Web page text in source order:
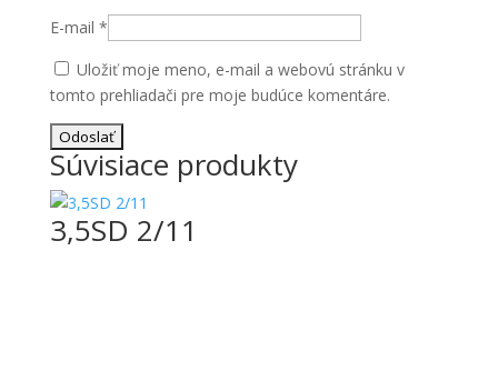
E-mail *
Uložiť moje meno, e-mail a webovú stránku v
tomto prehliadači pre moje budúce komentáre.
Súvisiace produkty
3,5SD 2/11